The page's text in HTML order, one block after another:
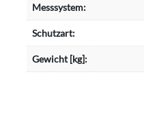
Messsystem:
Schutzart:
Gewicht [kg]: